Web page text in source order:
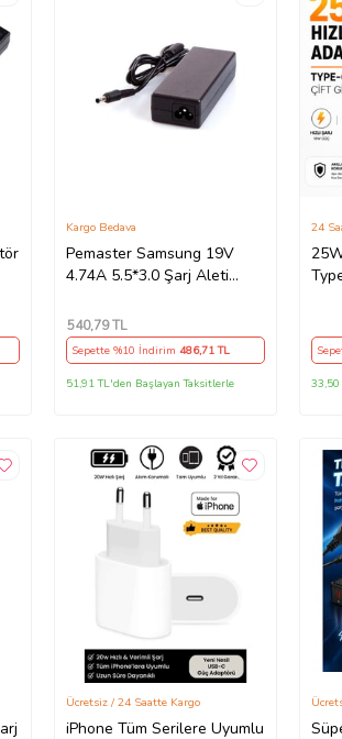
Pemaster Samsung 19V
4.74A 5.5*3.0 Şarj Aleti
Kargo Bedava
540,79 TL
Sepette %10 İndirim 486,71 TL
51,91 TL'den Başlayan Taksitlerle
24
33,50
iPhone Tüm Serilere Uyumlu
Ücretsiz / 24 Saatte Kargo